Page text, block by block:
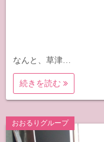
なんと、草津…
続きを読む
おおるりグループ